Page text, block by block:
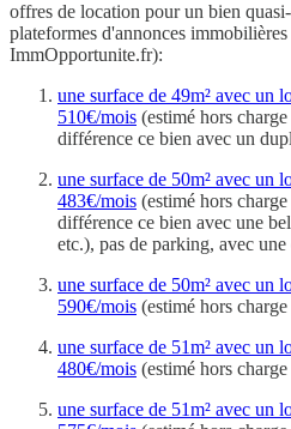
offres de location pour un bien
plateformes d'annonces
ImmOpportunite.fr):
une surface de 49m² avec un
510€/mois (estimé hors
différence ce bien avec un
une surface de 50m² avec un
483€/mois (estimé hors
différence ce bien avec une
etc.), pas de parking, avec une
une surface de 50m² avec un
590€/mois (estimé hors
une surface de 51m² avec un
480€/mois (estimé hors
une surface de 51m² avec un